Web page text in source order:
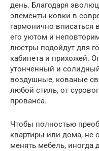
день. Благодаря
элементы ковки в
гармонично
его уютом и
люстры подойдут для
кабинета и прихожей.
утонченный и
воздушные, кованые
любой стиль, от
прованса.
Чтобы полностью
квартиры или дома, не
менять мебель, иногда